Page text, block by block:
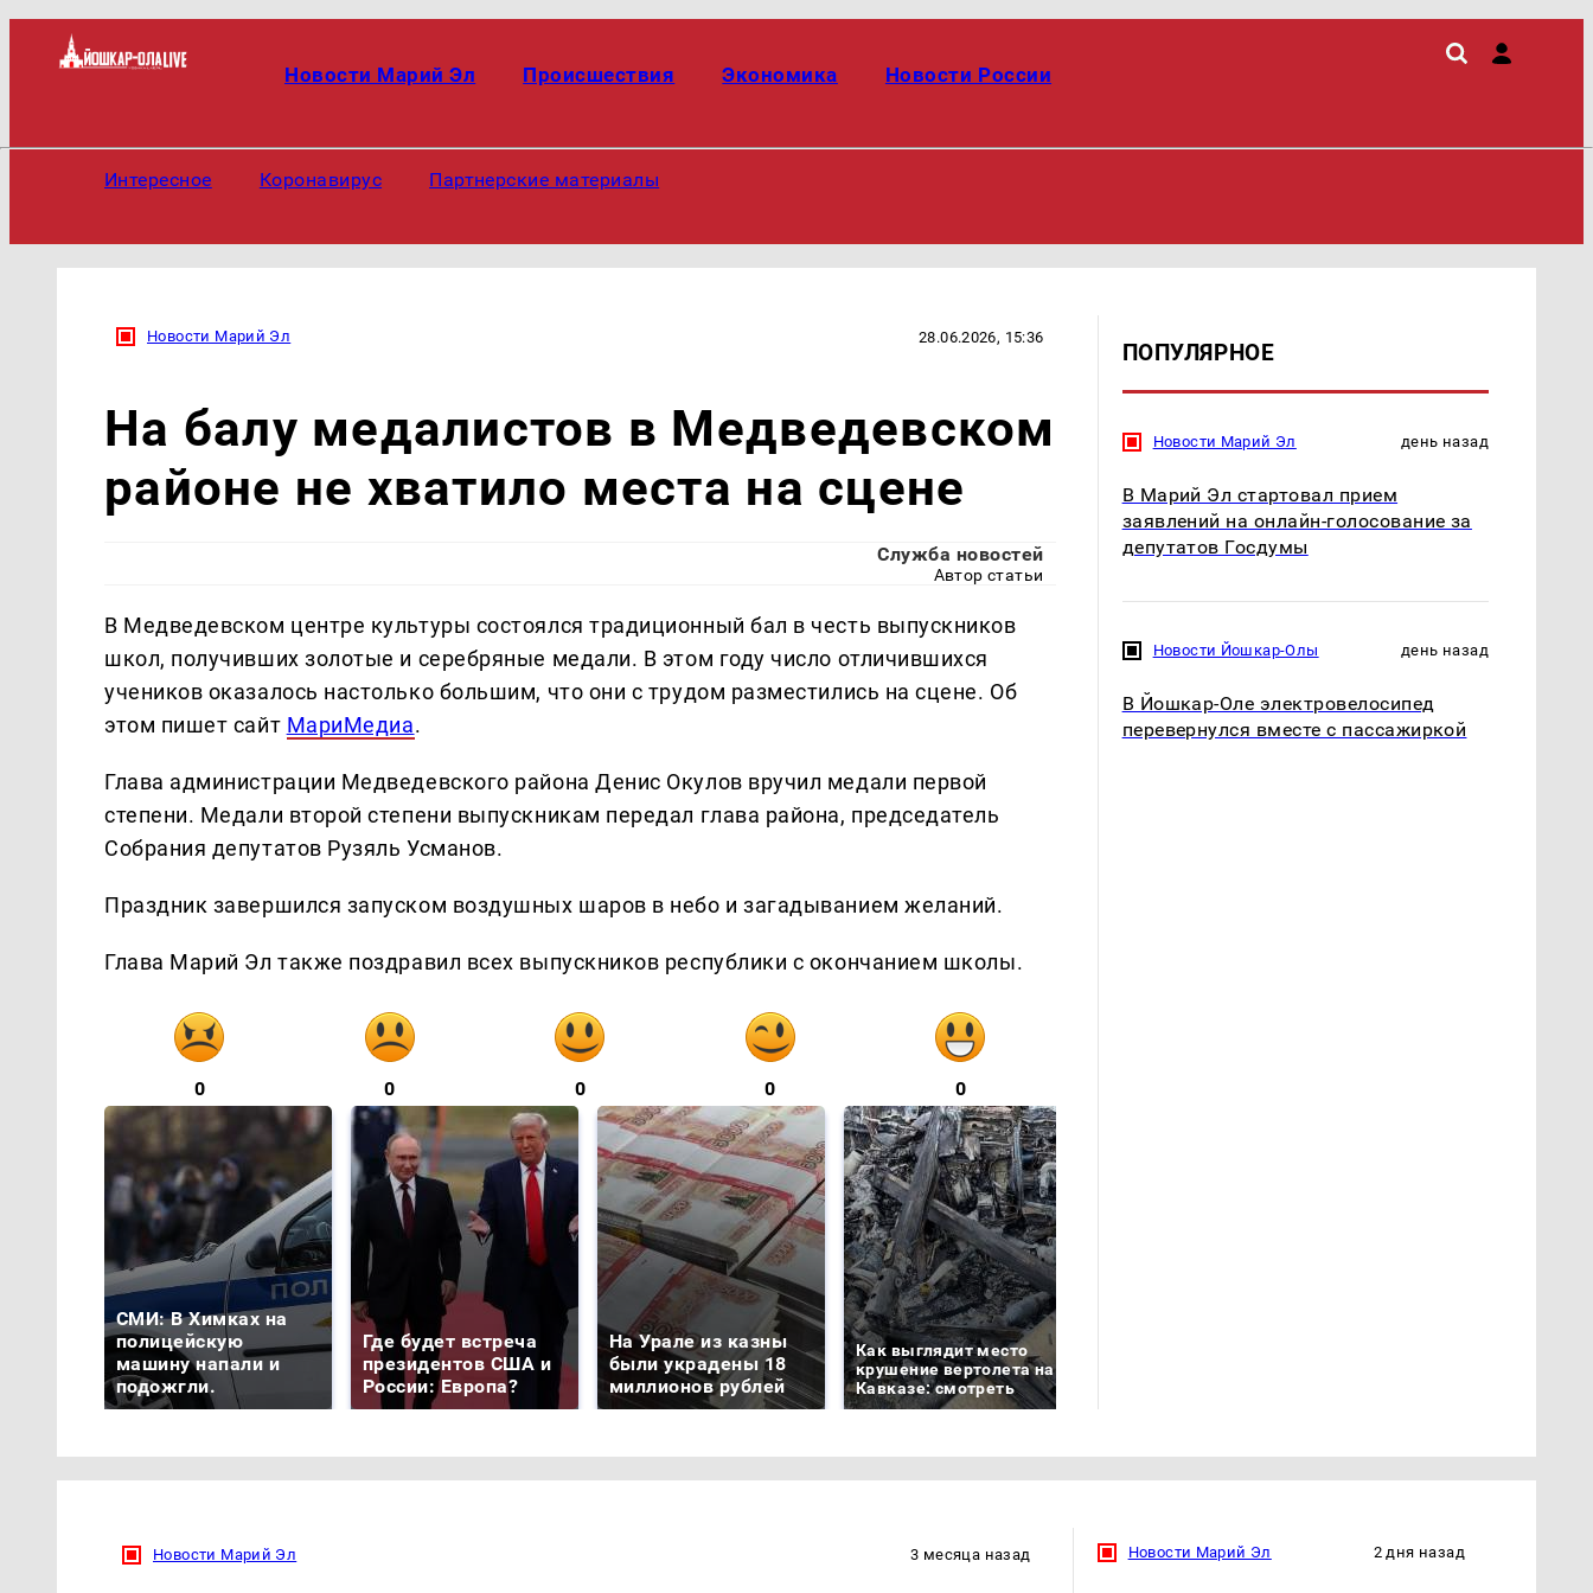
Новости Марий Эл Происшествия Экономика Новости России
Интересное Коронавирус Партнерские материалы
Новости Марий Эл 28.06.2026, 15:36
На балу медалистов в Медведевском
районе не хватило места на сцене
Служба новостей
Автор статьи
В Медведевском центре культуры состоялся традиционный бал в честь выпускников
школ, получивших золотые и серебряные медали. В этом году число отличившихся
учеников оказалось настолько большим, что они с трудом разместились на сцене. Об
этом пишет сайт МариМедиа.
Глава администрации Медведевского района Денис Окулов вручил медали первой
степени. Медали второй степени выпускникам передал глава района, председатель
Собрания депутатов Рузяль Усманов.
Праздник завершился запуском воздушных шаров в небо и загадыванием желаний.
Глава Марий Эл также поздравил всех выпускников республики с окончанием школы.
0 0 0 0 0
СМИ: В Химках на
полицейскую
машину напали и
подожгли.
Где будет встреча
президентов США и
России: Европа?
На Урале из казны
были украдены 18
миллионов рублей
Как выглядит место
крушение вертолета на
Кавказе: смотреть
ПОПУЛЯРНОЕ
Новости Марий Эл день назад
В Марий Эл стартовал прием
заявлений на онлайн-голосование за
депутатов Госдумы
Новости Йошкар-Олы день назад
В Йошкар-Оле электровелосипед
перевернулся вместе с пассажиркой
Новости Марий Эл 3 месяца назад Новости Марий Эл 2 дня назад